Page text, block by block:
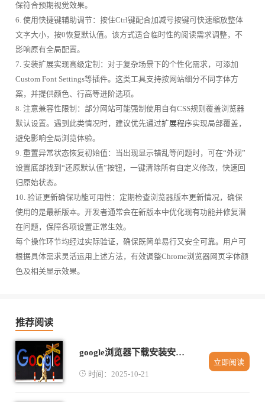
保符合预期视觉效果。
6. 使用快捷键辅助调节：按住Ctrl键配合加减号按键可快速缩放整体
文字大小，按0恢复默认值。该方式适合临时性的阅读需求调整，不
影响原有全局配置。
7. 安装扩展实现高级定制：对于复杂场景下的个性化需求，可添加
Custom Font Settings等插件。这类工具支持按网站细分不同字体方
案，并提供颜色、行高等进阶选项。
8. 注意兼容性限制：部分网站可能强制使用自有CSS规则覆盖浏览器
默认设置。遇到此类情况时，建议优先通过扩展程序实现局部覆盖，
避免影响全局浏览体验。
9. 重置异常状态恢复初始值：当出现显示错乱等问题时，可在“外观”
设置底部找到“还原默认值”按钮，一键清除所有自定义修改，快速回
归原始状态。
10. 验证更新确保功能可用性：定期检查浏览器版本更新情况，确保
使用的是最新版本。开发者通常会在新版本中优化现有功能并修复潜
在问题，保障各项设置正常生效。
每个操作环节均经过实际验证，确保既简单易行又安全可靠。用户可
根据具体需求灵活运用上述方法，有效调整Chrome浏览器网页字体颜
色及相关显示效果。
推荐阅读
google浏览器下载安装安全性评测
时间：2025-10-21
立即阅读